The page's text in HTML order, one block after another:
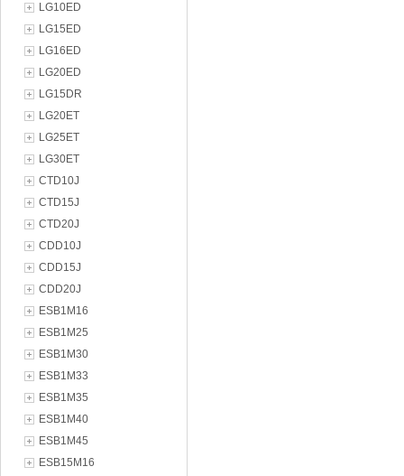
LG10ED
LG15ED
LG16ED
LG20ED
LG15DR
LG20ET
LG25ET
LG30ET
CTD10J
CTD15J
CTD20J
CDD10J
CDD15J
CDD20J
ESB1M16
ESB1M25
ESB1M30
ESB1M33
ESB1M35
ESB1M40
ESB1M45
ESB15M16